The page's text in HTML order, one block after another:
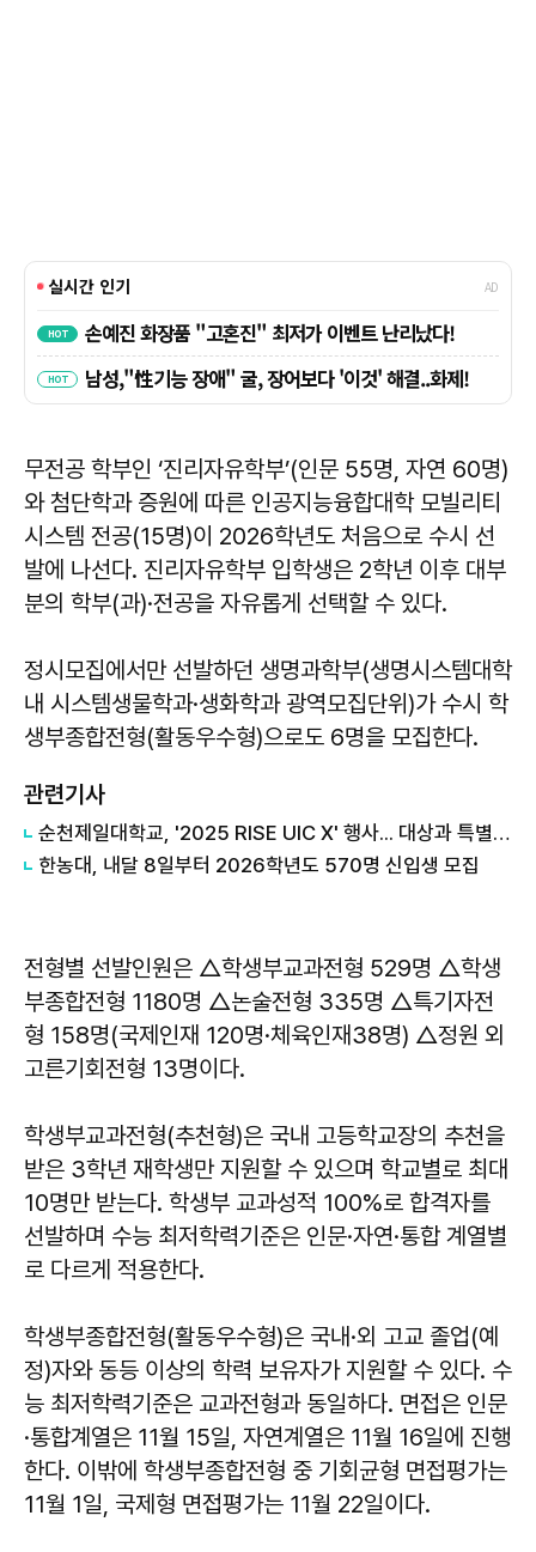
무전공 학부인 ‘진리자유학부’(인문 55명, 자연 60명)
와 첨단학과 증원에 따른 인공지능융합대학 모빌리티
시스템 전공(15명)이 2026학년도 처음으로 수시 선
발에 나선다. 진리자유학부 입학생은 2학년 이후 대부
분의 학부(과)·전공을 자유롭게 선택할 수 있다.
정시모집에서만 선발하던 생명과학부(생명시스템대학
내 시스템생물학과·생화학과 광역모집단위)가 수시 학
생부종합전형(활동우수형)으로도 6명을 모집한다.
관련기사
순천제일대학교, '2025 RISE UIC X' 행사... 대상과 특별상 '쾌거'
한농대, 내달 8일부터 2026학년도 570명 신입생 모집
전형별 선발인원은 △학생부교과전형 529명 △학생
부종합전형 1180명 △논술전형 335명 △특기자전
형 158명(국제인재 120명·체육인재38명) △정원 외
고른기회전형 13명이다.
학생부교과전형(추천형)은 국내 고등학교장의 추천을
받은 3학년 재학생만 지원할 수 있으며 학교별로 최대
10명만 받는다. 학생부 교과성적 100%로 합격자를
선발하며 수능 최저학력기준은 인문·자연·통합 계열별
로 다르게 적용한다.
학생부종합전형(활동우수형)은 국내·외 고교 졸업(예
정)자와 동등 이상의 학력 보유자가 지원할 수 있다. 수
능 최저학력기준은 교과전형과 동일하다. 면접은 인문
·통합계열은 11월 15일, 자연계열은 11월 16일에 진행
한다. 이밖에 학생부종합전형 중 기회균형 면접평가는
11월 1일, 국제형 면접평가는 11월 22일이다.